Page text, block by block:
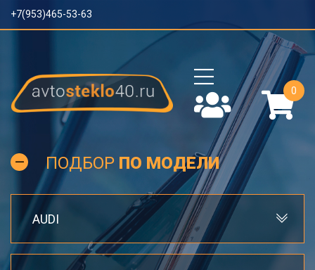
+7(953)465-53-63
0
ПОДБОР ПО МОДЕЛИ
AUDI